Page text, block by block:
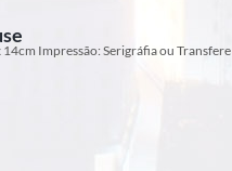
Impressão: Serigráfia ou Transfere